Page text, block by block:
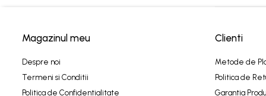
Suport calcai Actimove
Suport genunchi Actimove
Suport glezna Actimove
Magazinul meu
Despre noi
Termeni si Conditii
Politica de Confidentialitate
Clienti
Metode de
Politica de
Garantia